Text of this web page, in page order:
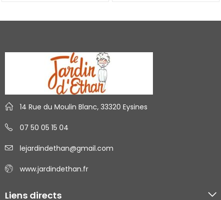
14 Rue du Moulin Blanc, 33320 Eysines
07 50 05 15 04
lejardindethan@gmail.com
www.jardindethan.fr
Liens directs